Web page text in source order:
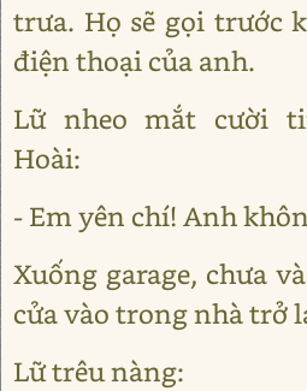
trưa. Họ sẽ gọi trước
điện thoại của anh.
Lữ nheo mắt cười
Hoài:
- Em yên chí! Anh
Xuống garage, chưa
cửa vào trong nhà trở
Lữ trêu nàng: